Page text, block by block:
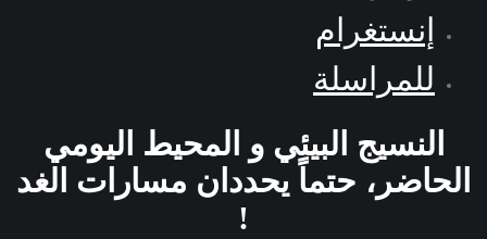
إنستغرام
للمراسلة
النسيج البيئي و المحيط اليومي
الحاضر، حتماً يحددان مسارات الغد
!